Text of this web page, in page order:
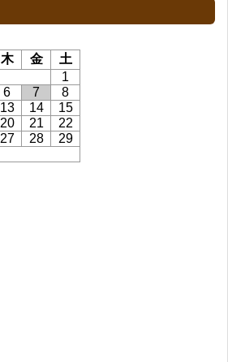
木 金
土
1
6 7
8
13 14
15
20 21
22
27 28
29